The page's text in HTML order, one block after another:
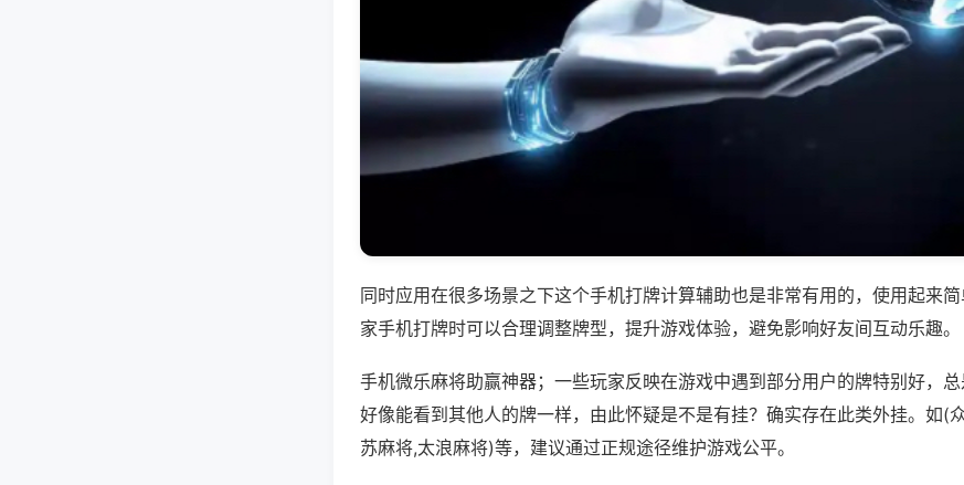
同时应用在很多场景之下这个手机打牌计算辅助也是非常有用的，使用起来
家手机打牌时可以合理调整牌型，提升游戏体验，避免影响好友间互动乐趣。
手机微乐麻将助赢神器；一些玩家反映在游戏中遇到部分用户的牌特别好，
好像能看到其他人的牌一样，由此怀疑是不是有挂？确实存在此类外挂。如(
苏麻将,太浪麻将)等，建议通过正规途径维护游戏公平。